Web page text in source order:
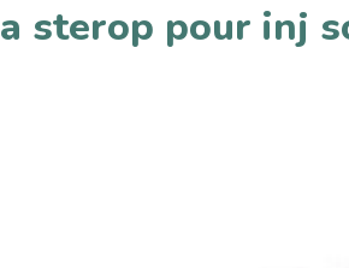
sterop pour inj